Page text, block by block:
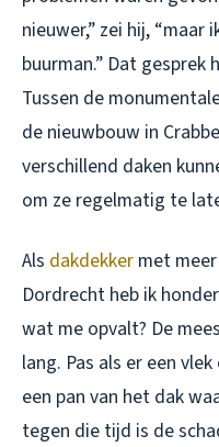
nieuwer,” zei hij, “maar
buurman.” Dat gesprek
Tussen de
de nieuwbouw in
verschillend daken
om ze regelmatig te
Als dakdekker met
Dordrecht heb ik
wat me opvalt? De
lang. Pas als er een
een pan van het dak
tegen die tijd is de